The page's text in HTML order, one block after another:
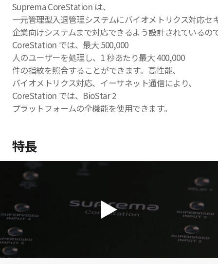
Suprema CoreStation は、
一元管理型入退管理システムにバイオメトリクス対応
企業向けシステムまで対応できるよう設計されているの
CoreStation では、最大 500,000
人のユーザーを処理し、1 秒あたり最大 400,000
件の指紋を照合することができます。高性能、
バイオメトリクス対応、イーサネット通信により、
CoreStation では、BioStar 2
プラットフォームの全機能を使用できます。
特長